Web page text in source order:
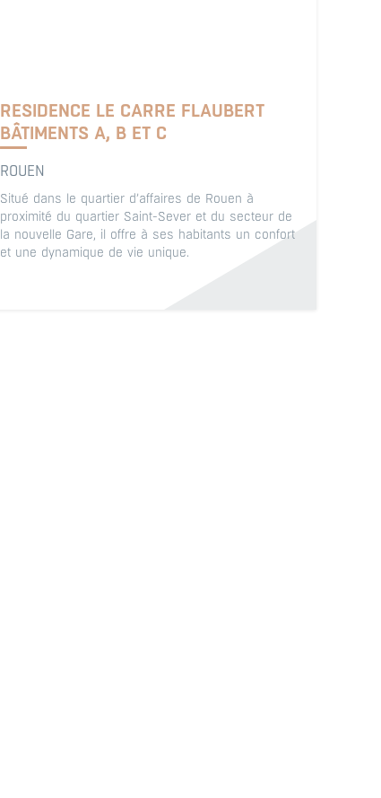
RESIDENCE LE CARRE FLAUBERT
BÂTIMENTS A, B ET C
ROUEN
Situé dans le quartier d’affaires de Rouen à
proximité du quartier Saint-Sever et du secteur de
la nouvelle Gare, il offre à ses habitants un confort
et une dynamique de vie unique.